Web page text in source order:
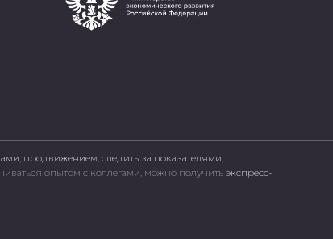
, продвижением, следить за показателями,
опытом с коллегами, можно получить экспресс-